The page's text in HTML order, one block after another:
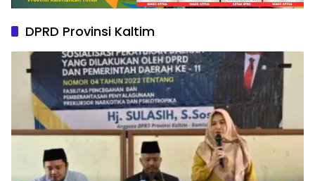
DPRD Provinsi Kaltim